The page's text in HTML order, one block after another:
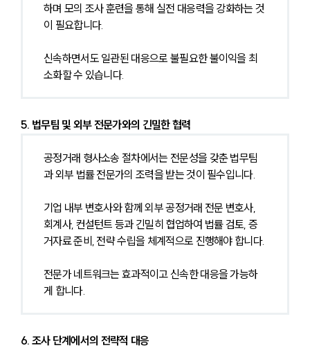
하며 모의 조사 훈련을 통해 실전 대응력을 강화하는 것
이 필요합니다.
신속하면서도 일관된 대응으로 불필요한 불이익을 최
소화할 수 있습니다.
5. 법무팀 및 외부 전문가와의 긴밀한 협력
공정거래 형사소송 절차에서는 전문성을 갖춘 법무팀
과 외부 법률 전문가의 조력을 받는 것이 필수입니다.
기업 내부 변호사와 함께 외부 공정거래 전문 변호사,
회계사, 컨설턴트 등과 긴밀히 협업하여 법률 검토, 증
거자료 준비, 전략 수립을 체계적으로 진행해야 합니다.
전문가 네트워크는 효과적이고 신속한 대응을 가능하
게 합니다.
6. 조사 단계에서의 전략적 대응